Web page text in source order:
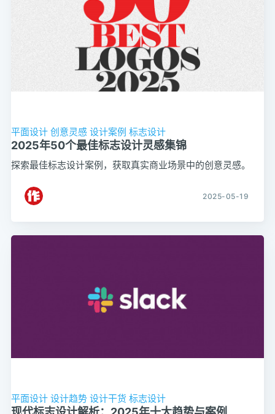
平面设计 创意灵感 设计案例 标志设计
2025年50个最佳标志设计灵感集锦
探索最佳标志设计案例，获取真实商业场景中的创意灵感。
2025-05-19
平面设计 设计趋势 设计干货 标志设计